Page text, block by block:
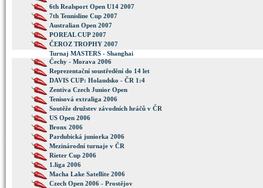
6th Realsport Open U14 2007
7th Tennisline Cup 2007
Australian Open 2007
POREAL CUP 2007
ČEROZ TROPHY 2007
Turnaj MASTERS - Shanghai
Čechy - Morava 2006
Reprezentační soustředění do 14 let
DAVIS CUP: Holandsko - ČR 1:4
Zentiva Czech Junior Open
Tenisová extraliga 2006
Soutěže družstev závodních hráčů v ČR
US Open 2006
Bronx 2006
Pardubická juniorka 2006
Mezinárodní turnaje v ČR
Rieter Cup 2006
1.liga 2006
Macha Lake Satellite 2006
Czech Open 2006 - Prostějov